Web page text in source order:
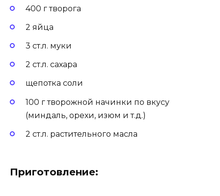
400 г творога
2 яйца
3 ст.л. муки
2 ст.л. сахара
щепотка соли
100 г творожной начинки по вкусу
(миндаль, орехи, изюм и т.д.)
2 ст.л. растительного масла
Приготовление: